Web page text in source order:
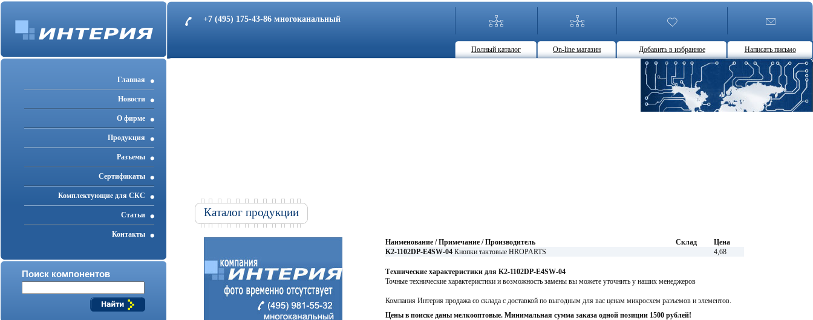
+7 (495) 175-43-86 многоканальный
Полный каталог On-line магазин Добавить в избранное Написать письмо
Главная
Новости
О фирме
Продукция
Разъемы
Cертификаты
Комплектующие для СКС
Статьи
Контакты
Поиск компонентов
Каталог продукции
Наименование / Примечание / Производитель Склад
Цена
K2-1102DP-E4SW-04 Кнопки тактовые HROPARTS 4,68
Технические характеристики для K2-1102DP-E4SW-04
Точные технические характеристики и возможность замены вы можете уточнить у наших менеджеров
Компания Интерия продажа со склада с доставкой по выгодным для вас ценам микросхем разъемов и элементов.
Цены в поиске даны мелкооптовые. Минимальная сумма заказа одной позиции 1500 рублей!